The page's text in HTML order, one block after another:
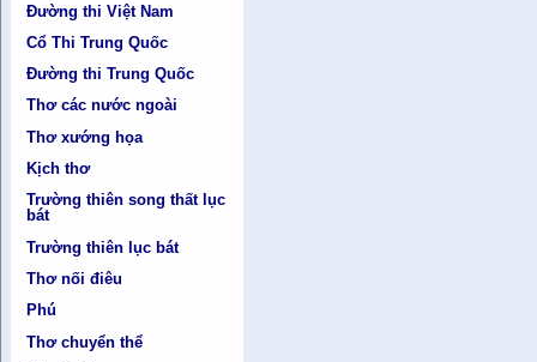
Đường thi Việt Nam
Cổ Thi Trung Quốc
Đường thi Trung Quốc
Thơ các nước ngoài
Thơ xướng họa
Kịch thơ
Trường thiên song thất lục
bát
Trường thiên lục bát
Thơ nối điêu
Phú
Thơ chuyển thể